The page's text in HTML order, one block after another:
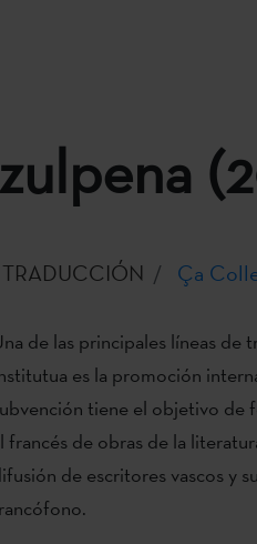
TRADUCCIÓN Ça
de las principales líneas de
es la promoción
tiene el objetivo de
francés de obras de la
de escritores vascos y